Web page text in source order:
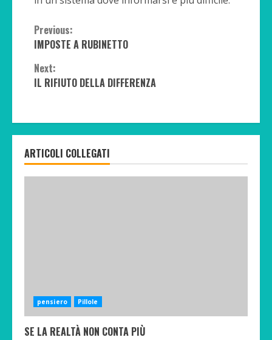
Continue
Reading
Previous:
IMPOSTE A RUBINETTO
Next:
IL RIFIUTO DELLA DIFFERENZA
ARTICOLI COLLEGATI
pensiero Pillole
SE LA REALTÀ NON CONTA PIÙ